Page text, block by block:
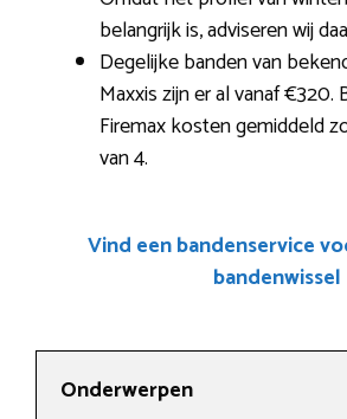
belangrijk is, adviseren wij
Degelijke banden van
Maxxis zijn er al vanaf €320.
Firemax kosten gemiddeld
van 4.
Vind een bandenservice
bandenwissel
Onderwerpen